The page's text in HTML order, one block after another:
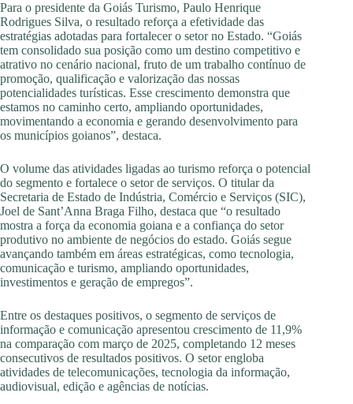
Para o presidente da Goiás Turismo, Paulo Henrique
Rodrigues Silva, o resultado reforça a efetividade das
estratégias adotadas para fortalecer o setor no Estado. “Goiás
tem consolidado sua posição como um destino competitivo e
atrativo no cenário nacional, fruto de um trabalho contínuo de
promoção, qualificação e valorização das nossas
potencialidades turísticas. Esse crescimento demonstra que
estamos no caminho certo, ampliando oportunidades,
movimentando a economia e gerando desenvolvimento para
os municípios goianos”, destaca.
O volume das atividades ligadas ao turismo reforça o potencial
do segmento e fortalece o setor de serviços. O titular da
Secretaria de Estado de Indústria, Comércio e Serviços (SIC),
Joel de Sant’Anna Braga Filho, destaca que “o resultado
mostra a força da economia goiana e a confiança do setor
produtivo no ambiente de negócios do estado. Goiás segue
avançando também em áreas estratégicas, como tecnologia,
comunicação e turismo, ampliando oportunidades,
investimentos e geração de empregos”.
Entre os destaques positivos, o segmento de serviços de
informação e comunicação apresentou crescimento de 11,9%
na comparação com março de 2025, completando 12 meses
consecutivos de resultados positivos. O setor engloba
atividades de telecomunicações, tecnologia da informação,
audiovisual, edição e agências de notícias.